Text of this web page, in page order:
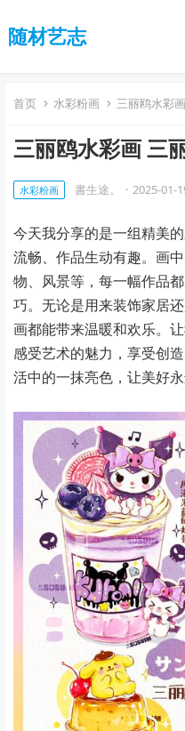
随材艺志
首页 水彩粉画 三丽鸥水彩
三丽鸥水彩画 三
水彩粉画 書生途。 · 2025-01-
今天我分享的是一组精美
流畅、作品生动有趣。画
物、风景等，每一幅作品
巧。无论是用来装饰家居
画都能带来温暖和欢乐。
感受艺术的魅力，享受创
活中的一抹亮色，让美好永